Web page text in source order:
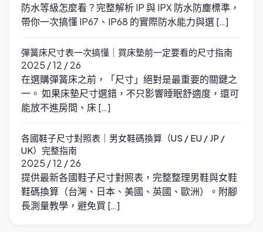
防水等級怎麼看？完整解析 IP 與 IPX 防水防塵標準，
帶你一次搞懂 IP67、IP68 的實際防水能力與選 […]
彈簧床尺寸表一次搞懂｜買床墊前一定要看的尺寸指南
2025 / 12 / 26
在選購彈簧床之前，「尺寸」絕對是最重要的關鍵之
一。 如果床墊尺寸選錯，不只影響睡眠舒適度，還可
能放不進房間、床 […]
各國鞋子尺寸對照表｜男女鞋碼換算（US / EU / JP /
UK）完整指南
2025 / 12 / 26
提供最新各國鞋子尺寸對照表，完整整理男鞋與女鞋
鞋碼換算（台灣、日本、美國、英國、歐洲）。附腳
長測量教學，避免買 […]